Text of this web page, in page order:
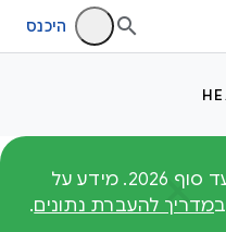
היכנס
ממשקי Google Fit API יתמכו עד סוף 2026. מידע על
מדריך להעברת נתונים.